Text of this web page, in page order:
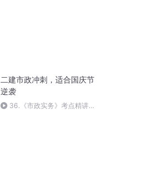
二建市政冲刺，适合国庆节
逆袭
36.《市政实务》考点精讲第